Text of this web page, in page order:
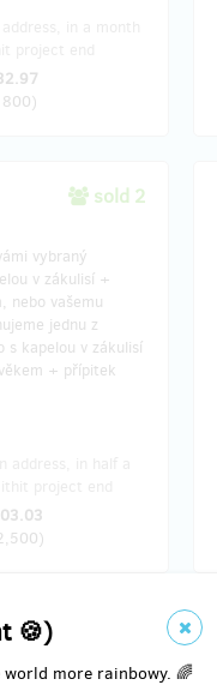
🍪)
more rainbowy. 🌈
800)
sold 2
vybraný
v zákulisí +
nebo vašemu
jednu z
s kapelou v zákulisí
+ přípitek
)